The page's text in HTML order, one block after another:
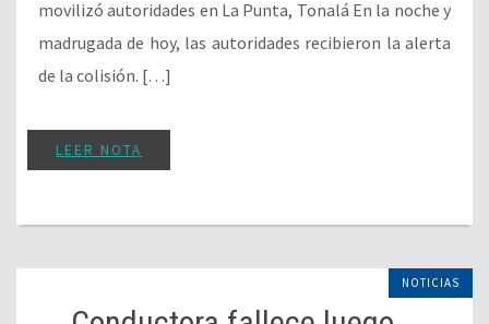
movilizó autoridades en La Punta, Tonalá En la noche y
madrugada de hoy, las autoridades recibieron la alerta
de la colisión. […]
LEER NOTA
NOTICIAS